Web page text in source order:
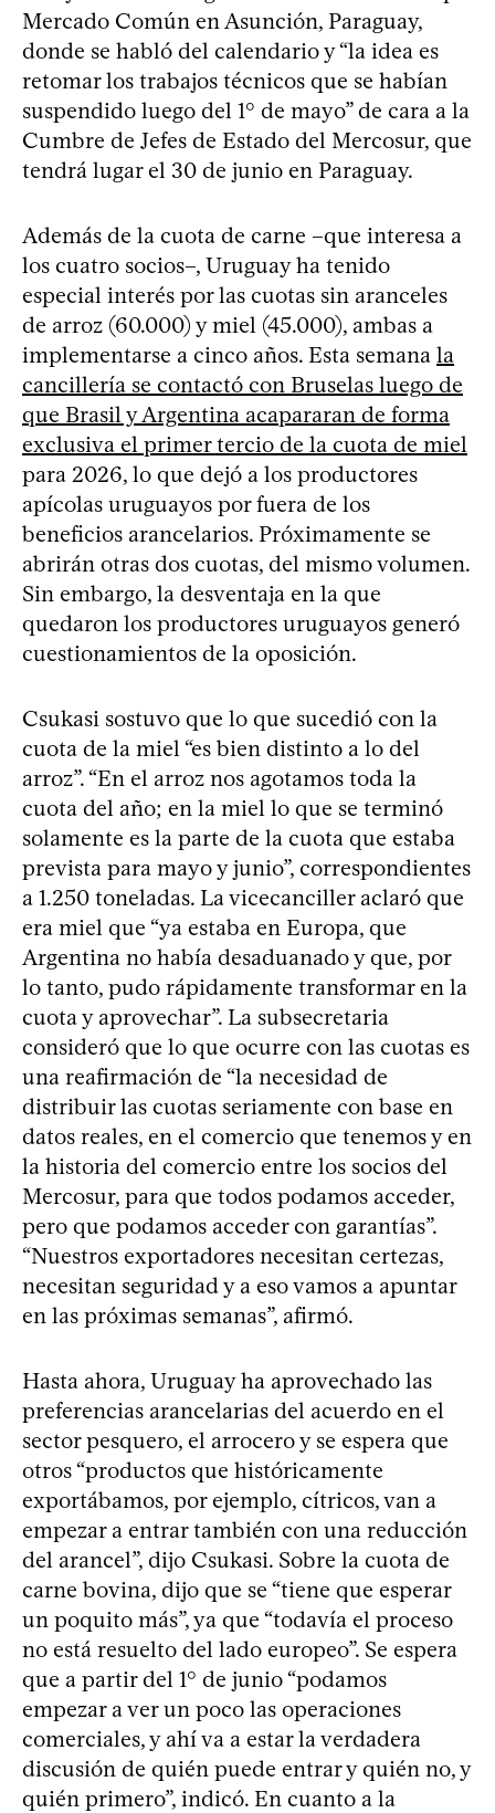
Mercado Común en Asunción, Paraguay,
donde se habló del calendario y “la idea es
retomar los trabajos técnicos que se habían
suspendido luego del 1° de mayo” de cara a la
Cumbre de Jefes de Estado del Mercosur, que
tendrá lugar el 30 de junio en Paraguay.
Además de la cuota de carne –que interesa a
los cuatro socios–, Uruguay ha tenido
especial interés por las cuotas sin aranceles
de arroz (60.000) y miel (45.000), ambas a
implementarse a cinco años. Esta semana la
cancillería se contactó con Bruselas luego de
que Brasil y Argentina acapararan de forma
exclusiva el primer tercio de la cuota de miel
para 2026, lo que dejó a los productores
apícolas uruguayos por fuera de los
beneficios arancelarios. Próximamente se
abrirán otras dos cuotas, del mismo volumen.
Sin embargo, la desventaja en la que
quedaron los productores uruguayos generó
cuestionamientos de la oposición.
Csukasi sostuvo que lo que sucedió con la
cuota de la miel “es bien distinto a lo del
arroz”. “En el arroz nos agotamos toda la
cuota del año; en la miel lo que se terminó
solamente es la parte de la cuota que estaba
prevista para mayo y junio”, correspondientes
a 1.250 toneladas. La vicecanciller aclaró que
era miel que “ya estaba en Europa, que
Argentina no había desaduanado y que, por
lo tanto, pudo rápidamente transformar en la
cuota y aprovechar”. La subsecretaria
consideró que lo que ocurre con las cuotas es
una reafirmación de “la necesidad de
distribuir las cuotas seriamente con base en
datos reales, en el comercio que tenemos y en
la historia del comercio entre los socios del
Mercosur, para que todos podamos acceder,
pero que podamos acceder con garantías”.
“Nuestros exportadores necesitan certezas,
necesitan seguridad y a eso vamos a apuntar
en las próximas semanas”, afirmó.
Hasta ahora, Uruguay ha aprovechado las
preferencias arancelarias del acuerdo en el
sector pesquero, el arrocero y se espera que
otros “productos que históricamente
exportábamos, por ejemplo, cítricos, van a
empezar a entrar también con una reducción
del arancel”, dijo Csukasi. Sobre la cuota de
carne bovina, dijo que se “tiene que esperar
un poquito más”, ya que “todavía el proceso
no está resuelto del lado europeo”. Se espera
que a partir del 1° de junio “podamos
empezar a ver un poco las operaciones
comerciales, y ahí va a estar la verdadera
discusión de quién puede entrar y quién no, y
quién primero”, indicó. En cuanto a la